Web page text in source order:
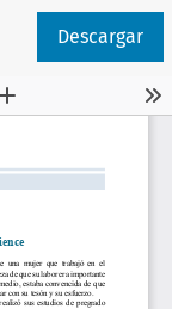
Descargar